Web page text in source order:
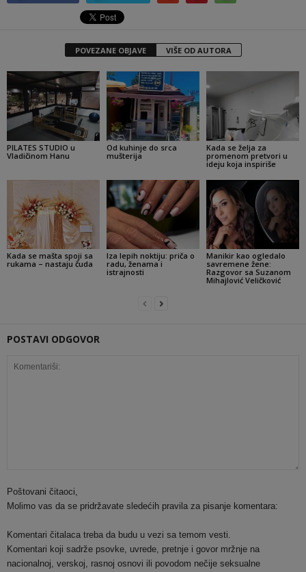
POVEZANE OBJAVE VIŠE OD AUTORA
PILATES STUDIO u
Vladičinom Hanu
Od kuhinje do srca
mušterija
Kada se želja za
promenom pretvori u
ideju koja inspiriše
Kada se mašta spoji sa
rukama – nastaju čuda
Iza lepih noktiju: priča o
radu, ženama i
istrajnosti
Manikir kao ogledalo
savremene žene:
Razgovor sa Suzanom
Mihajlović Veličković
POSTAVI ODGOVOR
Poštovani čitaoci,
Molimo vas da se pridržavate sledećih pravila za pisanje komentara:
Komentari čitalaca treba da budu u vezi sa temom vesti.
Komentari koji sadrže psovke, uvrede, pretnje i govor mržnje na
nacionalnoj, verskoj, rasnoj osnovi ili povodom nečije seksualne